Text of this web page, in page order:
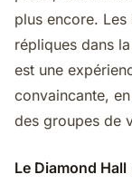
plus encore.
répliques dans
est une
convaincante,
des groupes de
Le Diamond Hall